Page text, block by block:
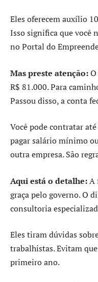
Eles oferecem auxílio
Isso significa que você
no Portal do
Mas preste atenção:
R$ 81.000. Para
Passou disso, a conta
Você pode contratar
pagar salário mínimo
outra empresa. São
Aqui está o detalhe:A
graça pelo governo. O
consultoria
Eles tiram dúvidas
trabalhistas. Evitam
primeiro ano.